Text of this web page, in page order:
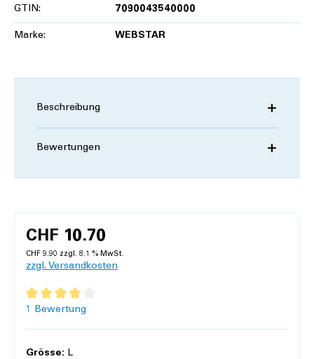
GTIN: 7090043540000
Marke: WEBSTAR
Beschreibung
Bewertungen
CHF 10.70
CHF 9.90 zzgl. 8.1 % MwSt.
zzgl. Versandkosten
Durchschnittliche Bewertung von 4 von 5 Sternen
1 Bewertung
Grösse: L